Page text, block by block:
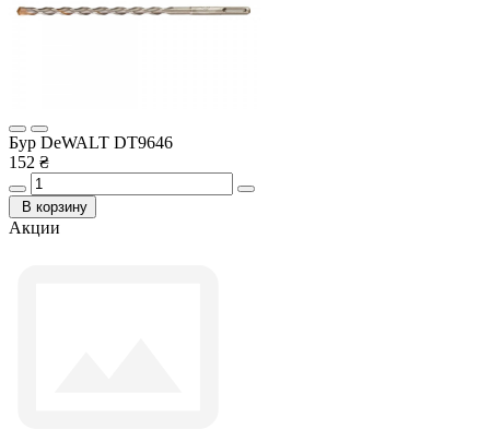
Бур DeWALT DT9646
152 ₴
В корзину
Акции